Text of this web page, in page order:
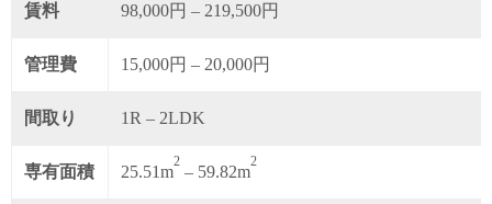
賃料 98,000円 – 219,500円
管理費 15,000円 – 20,000円
間取り 1R – 2LDK
専有面積 25.51m
2
– 59.82m
2